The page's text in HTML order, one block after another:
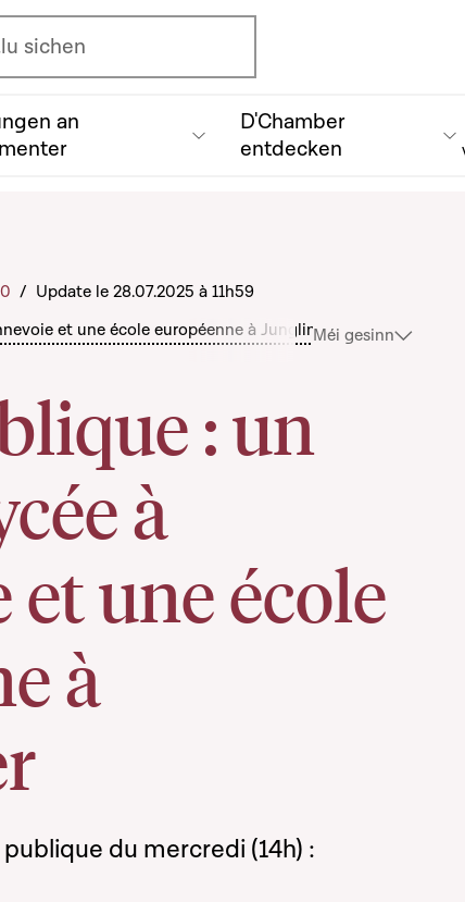
recherche
sichen
an
D'Chamber
entdecken
et une école européenne à Junglinster Climat
Méi gesinn
: un
à
une école
à
/ Update le 28.07.2025 à 11h59
du mercredi (14h) :